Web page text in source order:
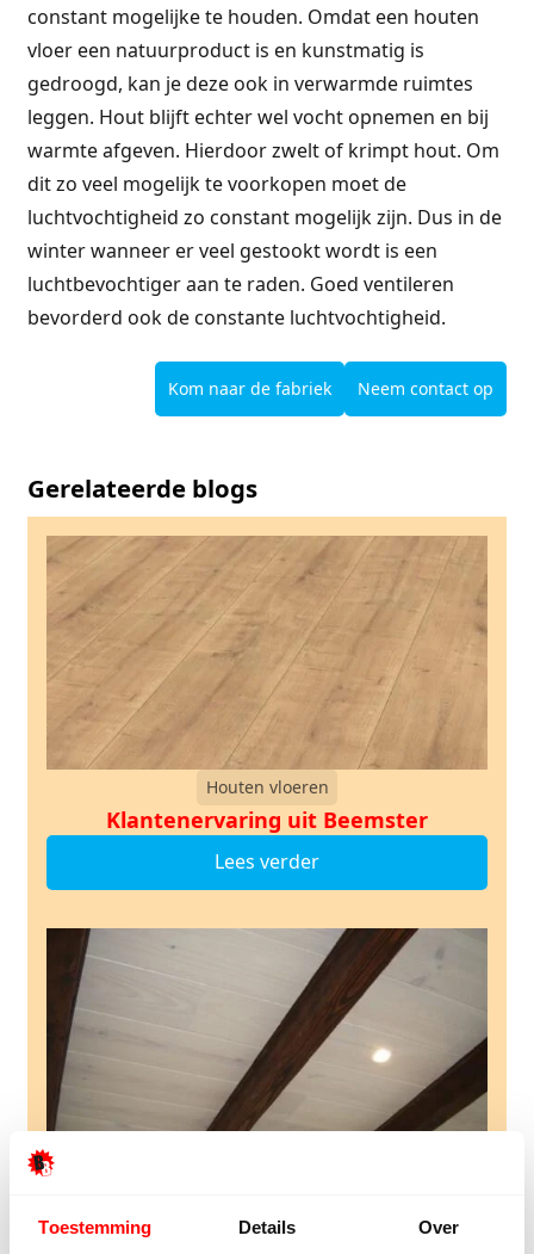
Toestemming Details Over
constant mogelijke te houden. Omdat een houten
vloer een natuurproduct is en kunstmatig is
gedroogd, kan je deze ook in verwarmde ruimtes
leggen. Hout blijft echter wel vocht opnemen en bij
warmte afgeven. Hierdoor zwelt of krimpt hout. Om
dit zo veel mogelijk te voorkopen moet de
luchtvochtigheid zo constant mogelijk zijn. Dus in de
winter wanneer er veel gestookt wordt is een
luchtbevochtiger aan te raden. Goed ventileren
bevorderd ook de constante luchtvochtigheid.
Kom naar de fabriek Neem contact op
Gerelateerde blogs
Houten vloeren
Klantenervaring uit Beemster
Lees verder